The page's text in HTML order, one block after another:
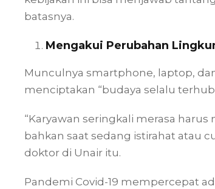
batasnya.
Mengakui Perubahan
Munculnya smartphone, laptop,
menciptakan “budaya selalu
“Karyawan seringkali merasa
bahkan saat sedang istirahat atau
doktor di Unair itu.
Pandemi Covid-19 mempercepat